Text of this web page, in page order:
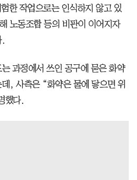
한 작업으로는 인식하지 않고 있
노동조합 등의 비판이 이어지자
.
과정에서 쓰인 공구에 묻은 화약
, 사측은 “화약은 물에 닿으면 위
했다.